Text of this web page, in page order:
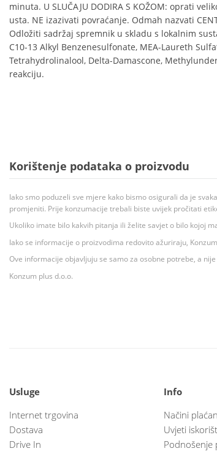
minuta. U SLUČAJU DODIRA S KOŽOM: oprati
usta. NE izazivati povraćanje. Odmah nazvati
Odložiti sadržaj spremnik u skladu s lokalnim
C10-13 Alkyl Benzenesulfonate, MEA-Laureth
Tetrahydrolinalool, Delta-Damascone,
reakciju.
Korištenje podataka o proizvodu
Iako smo poduzeli sve mjere kako bismo osigurali da je
promjeniti. Prije konzumacije trebali biste uvijek pročitati
Ukoliko imate bilo kakvih pitanja ili želite savjet o bilo kojoj
Iako se informacije o proizvodima redovito ažuriraju,
Ove informacije objavljuju se samo za osobne potrebe, a
Konzum plus d.o.o.
Usluge
Internet trgovina
Dostava
Drive In
Info
Načini
Uvjeti
Podnošenje